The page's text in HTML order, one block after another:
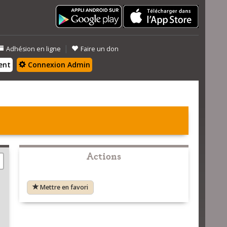
Adhésion en ligne | Faire un don
Connexion Admin
Actions
Mettre en favori